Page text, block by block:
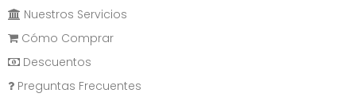
Nuestros Servicios
Cómo Comprar
Descuentos
Preguntas Frecuentes